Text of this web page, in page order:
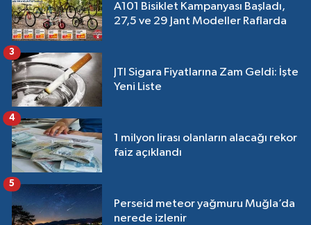
A101 Bisiklet Kampanyası Başladı,
27,5 ve 29 Jant Modeller Raflarda
JTI Sigara Fiyatlarına Zam Geldi: İşte
Yeni Liste
3
1 milyon lirası olanların alacağı rekor
faiz açıklandı
4
Perseid meteor yağmuru Muğla’da
nerede izlenir
5